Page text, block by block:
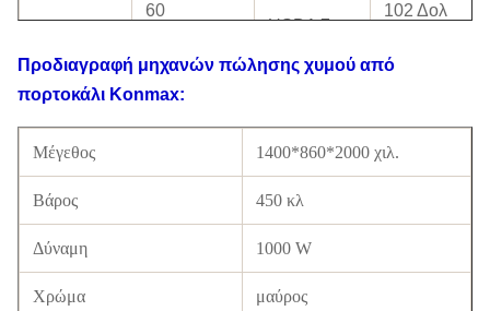
κέρδους
τιμή
USD3/
φλυτζάνι
60
USD1.7
102 Δολ
USD1.7
ΗΠΑ
150
USD1.7
255 Δολ
Προδιαγραφή μηχανών πώλησης χυμού από
πορτοκάλι Konmax:
Μέγεθος 1400*860*2000 χιλ.
Βάρος 450 κλ
Δύναμη 1000 W
Χρώμα μαύρος